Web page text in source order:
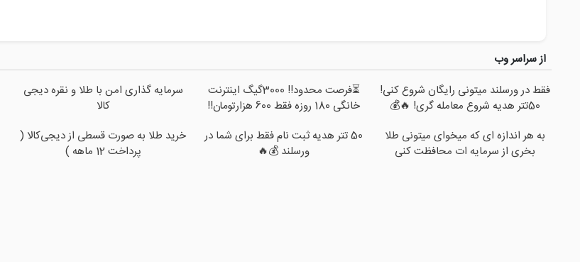
از سراسر وب
فقط در ورسلند میتونی رایگان شروع کنی!
50تتر هدیه شروع معامله گری! 🔥💰
⏳فرصت محدود!! 3000گیگ اینترنت
خانگی 180 روزه فقط 600 هزارتومان!!
سرمایه گذاری امن با طلا و نقره دیجی
کالا
به هر اندازه ای که میخوای میتونی طلا
بخری از سرمایه ات محافظت کنی
50 تتر هدیه ثبت نام فقط برای شما در
ورسلند 💰🔥
خرید طلا به صورت قسطی از دیجی‌کالا (
پرداخت 12 ماهه )